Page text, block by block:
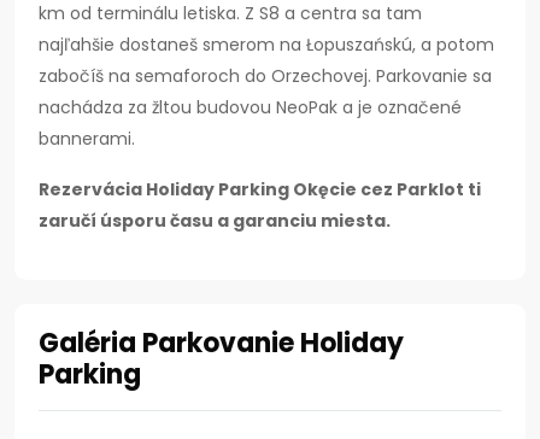
km od terminálu letiska. Z S8 a centra sa tam
najľahšie dostaneš smerom na Łopuszańskú, a potom
zabočíš na semaforoch do Orzechovej. Parkovanie sa
nachádza za žltou budovou NeoPak a je označené
bannerami.
Rezervácia Holiday Parking Okęcie cez Parklot ti
zaručí úsporu času a garanciu miesta.
Galéria Parkovanie Holiday
Parking